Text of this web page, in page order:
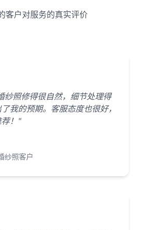
客户对服务的真实评价
纱照修得很自然，细节处理得
我的预期。客服态度也很好，
！"
纱照客户